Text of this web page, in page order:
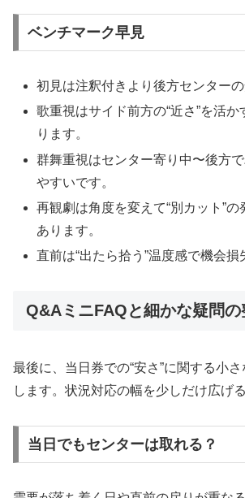
ベンチマーク早見
初見は注釈付きより後方センターの
歌重視はサイド前方の“近さ”を活
ります。
群舞重視はセンター寄り中〜後方
やすいです。
再観劇は角度を変えて“別カット”
あります。
直前は“出たら拾う”温度感で機会損
Q&AミニFAQと細かな疑問の
最後に、当日券での“安さ”に関する小
します。状況対応の幅を少しだけ広げ
当日でもセンターは取れる？